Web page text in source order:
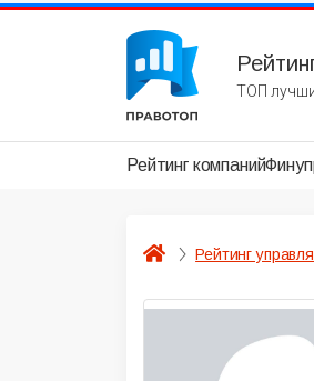
ТОП
Рейтинг компаний
Рейтинг